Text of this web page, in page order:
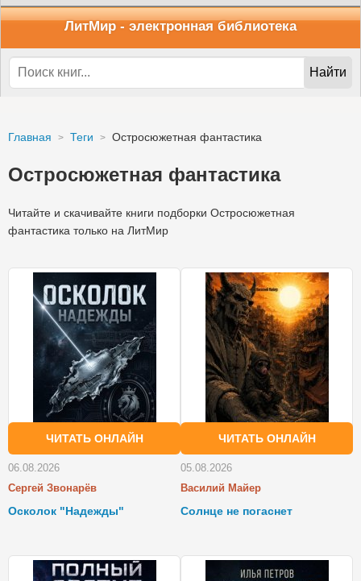
ЛитМир - электронная библиотека
Найти
Главная Теги Остросюжетная фантастика
Остросюжетная фантастика
Читайте и скачивайте книги подборки Остросюжетная
фантастика только на ЛитМир
ЧИТАТЬ ОНЛАЙН
06.08.2026
Сергей Звонарёв
Осколок "Надежды"
ЧИТАТЬ ОНЛАЙН
05.08.2026
Василий Майер
Солнце не погаснет